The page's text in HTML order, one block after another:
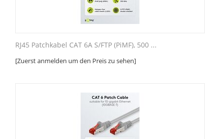
RJ45 Patchkabel CAT 6A S/FTP (PiMF), 500 ...
[Zuerst anmelden um den Preis zu sehen]